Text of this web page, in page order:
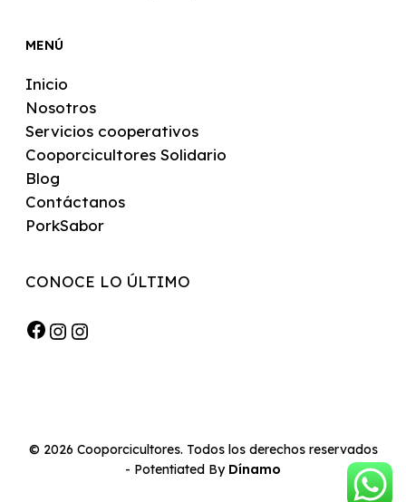
MENÚ
Inicio
Nosotros
Servicios cooperativos
Cooporcicultores Solidario
Blog
Contáctanos
PorkSabor
CONOCE LO ÚLTIMO
Facebook
Instagram
© 2026 Cooporcicultores. Todos los derechos reservados
- Potentiated By Dínamo